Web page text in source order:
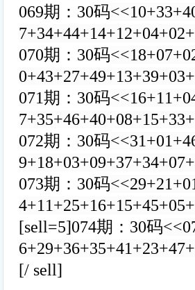
069期：30码
070期：30码
071期：30码
072期：30码
073期：30码
[sell=5]074期：30码
[/ sell]